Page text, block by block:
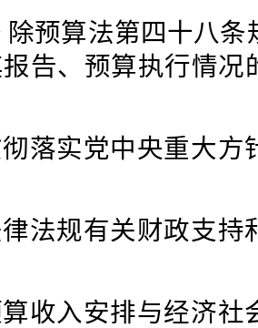
除预算法第四十八条
告、预算执行情况
彻落实党中央重大
律法规有关财政支
算收入安排与经济